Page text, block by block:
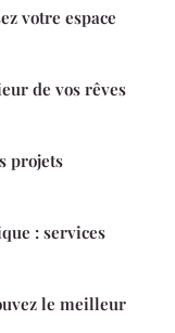
votre espace
de vos rêves
projets
: services
le meilleur